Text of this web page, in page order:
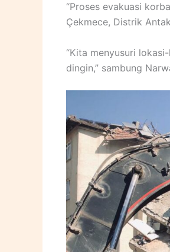
“Proses evakuasi
Çekmece, Distrik
“Kita menyusuri
dingin,” sambung